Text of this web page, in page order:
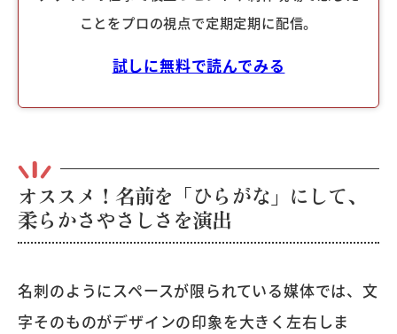
ことをプロの視点で定期定期に配信。
試しに無料で読んでみる
オススメ！名前を「ひらがな」にして、
柔らかさやさしさを演出
名刺のようにスペースが限られている媒体では、文
字そのものがデザインの印象を大きく左右しま